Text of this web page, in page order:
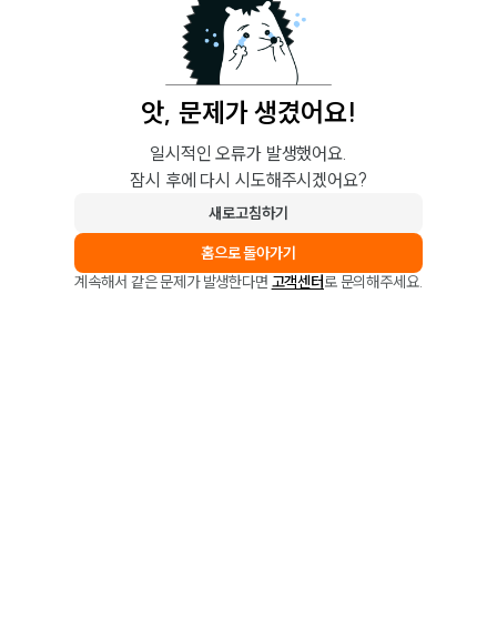
앗, 문제가 생겼어요!
일시적인 오류가 발생했어요.
잠시 후에 다시 시도해주시겠어요?
새로고침하기
홈으로 돌아가기
계속해서 같은 문제가 발생한다면 고객센터로 문의해주세요.